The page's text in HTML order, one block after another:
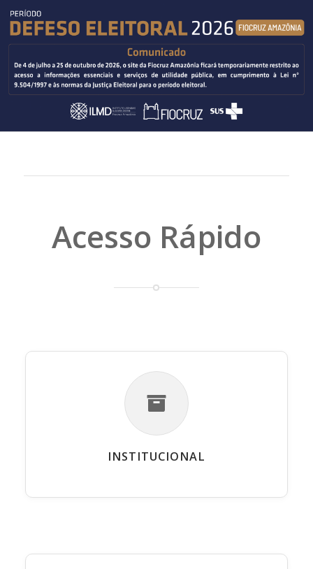
Acesso Rápido
INSTITUCIONAL